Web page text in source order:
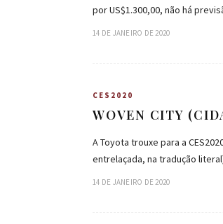
por US$1.300,00, não há
14 DE JANEIRO DE 2020
CES2020
WOVEN CITY
A Toyota trouxe para a
entrelaçada, na tradução
14 DE JANEIRO DE 2020